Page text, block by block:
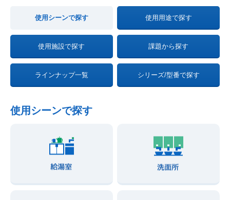
使用シーンで探す 使用用途で探す
使用施設で探す 課題から探す
ラインナップ一覧 シリーズ/型番で探す
使用シーンで探す